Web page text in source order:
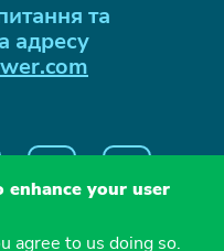
та
адресу
your user
agree to us doing so.